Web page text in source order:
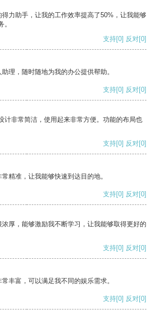
力助手，让我的工作效率提高了50%，让我能够
支持[0] 反对[0]
理，随时随地为我的办公提供帮助。
支持[0] 反对[0]
计非常简洁，使用起来非常方便。功能的布局也
支持[0] 反对[0]
精准，让我能够快速到达目的地。
支持[0] 反对[0]
厚，能够激励我不断学习，让我能够取得更好的
支持[0] 反对[0]
丰富，可以满足我不同的娱乐需求。
支持[0] 反对[0]